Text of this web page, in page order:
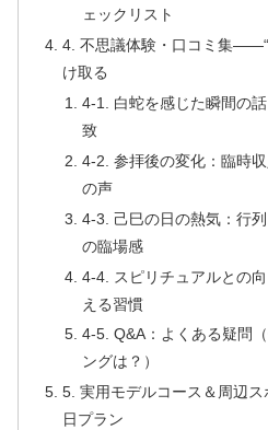
ェックリスト
4. 不思議体験・口コミ集
け取る
4-1. 白蛇を感じた瞬間の
致
4-2. 参拝後の変化：臨時
の声
4-3. 己巳の日の熱気：行
の臨場感
4-4. スピリチュアルとの
える習慣
4-5. Q&A：よくある疑問
ングは？）
5. 実用モデルコース＆周辺
日プラン